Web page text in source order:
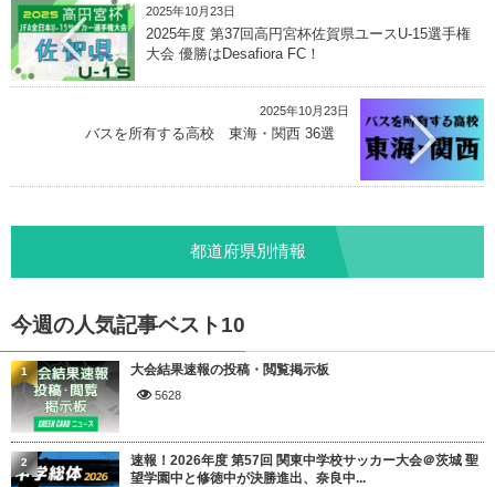
2025年10月23日
2025年度 第37回高円宮杯佐賀県ユースU-15選手権
大会 優勝はDesafiora FC！
2025年10月23日
バスを所有する高校 東海・関西 36選
都道府県別情報
今週の人気記事ベスト10
大会結果速報の投稿・閲覧掲示板
5628
1
速報！2026年度 第57回 関東中学校サッカー大会＠茨城 聖
望学園中と修徳中が決勝進出、奈良中...
2